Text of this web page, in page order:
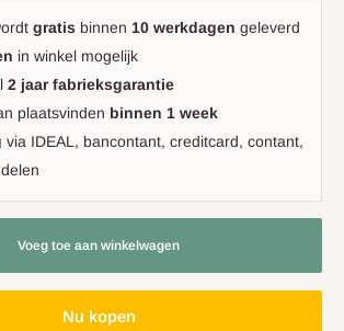
gratis binnen 10 werkdagen geleverd
in winkel mogelijk
2 jaar fabrieksgarantie
plaatsvinden binnen 1 week
via IDEAL, bancontant, creditcard, contant,
Voeg toe aan winkelwagen
Nu kopen